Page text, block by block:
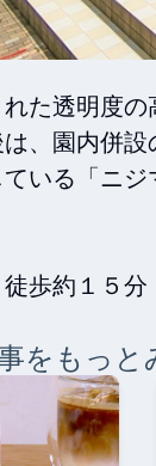
た透明度
、園内併設
いる「ニジ
歩約１５分
をもっと